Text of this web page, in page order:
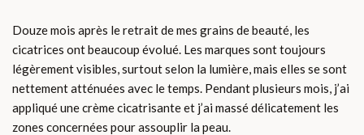
Douze mois après le retrait de mes grains de beauté, les
cicatrices ont beaucoup évolué. Les marques sont toujours
légèrement visibles, surtout selon la lumière, mais elles se sont
nettement atténuées avec le temps. Pendant plusieurs mois, j’ai
appliqué une crème cicatrisante et j’ai massé délicatement les
zones concernées pour assouplir la peau.